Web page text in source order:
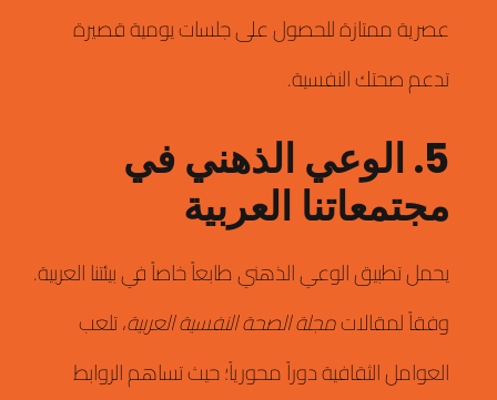
عصرية ممتازة للحصول على جلسات يومية قصيرة
تدعم صحتك النفسية.
5. الوعي الذهني في
مجتمعاتنا العربية
يحمل تطبيق الوعي الذهني طابعاً خاصاً في بيئتنا العربية.
وفقاً لمقالاتمجلة الصحة النفسية العربية، تلعب
العوامل الثقافية دوراً محورياً؛ حيث تساهم الروابط